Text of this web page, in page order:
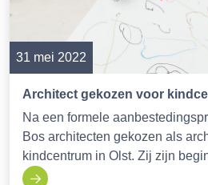
31 mei 2022
Architect gekozen voor
Na een formele
Bos architecten gekozen als
kindcentrum in Olst. Zij zijn